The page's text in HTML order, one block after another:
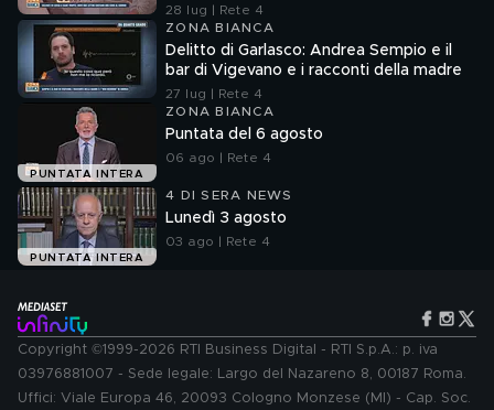
28 lug | Rete 4
ZONA BIANCA
Delitto di Garlasco: Andrea Sempio e il
bar di Vigevano e i racconti della madre
27 lug | Rete 4
PUNTATA INTERA
ZONA BIANCA
Puntata del 6 agosto
06 ago | Rete 4
PUNTATA INTERA
4 DI SERA NEWS
Lunedì 3 agosto
03 ago | Rete 4
Copyright ©1999-2026 RTI Business Digital - RTI S.p.A.: p. iva
03976881007 - Sede legale: Largo del Nazareno 8, 00187 Roma.
Uffici: Viale Europa 46, 20093 Cologno Monzese (MI) - Cap. Soc.